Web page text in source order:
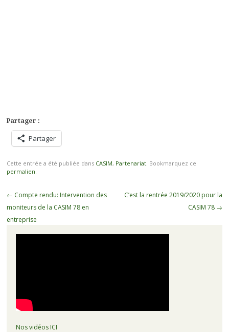
Partager :
Partager
Cette entrée a été publiée dans CASIM, Partenariat. Bookmarquez ce
permalien
Navigation
des
articles
← Compte rendu: Intervention des
moniteurs de la CASIM 78 en
entreprise
C’est la rentrée 2019/2020 pour la
CASIM 78 →
Nos vidéos ICI